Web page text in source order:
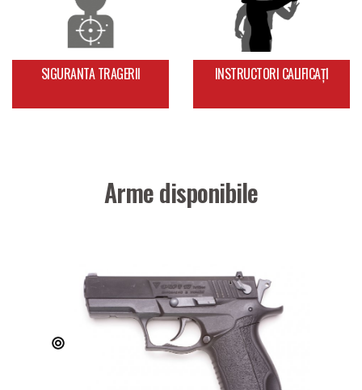
SIGURANTA TRAGERII INSTRUCTORI CALIFICAȚI
Arme disponibile